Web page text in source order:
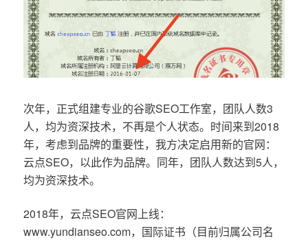
次年，正式组建专业的谷歌SEO工作室，团队人数3
人，均为资深技术，不再是个人状态。时间来到2018
年，考虑到品牌的重要性，我方决定启用新的官网：
云点SEO，以此作为品牌。同年，团队人数达到5人，
均为资深技术。
2018年，云点SEO官网上线：
www.yundianseo.com，国际证书（目前归属公司名